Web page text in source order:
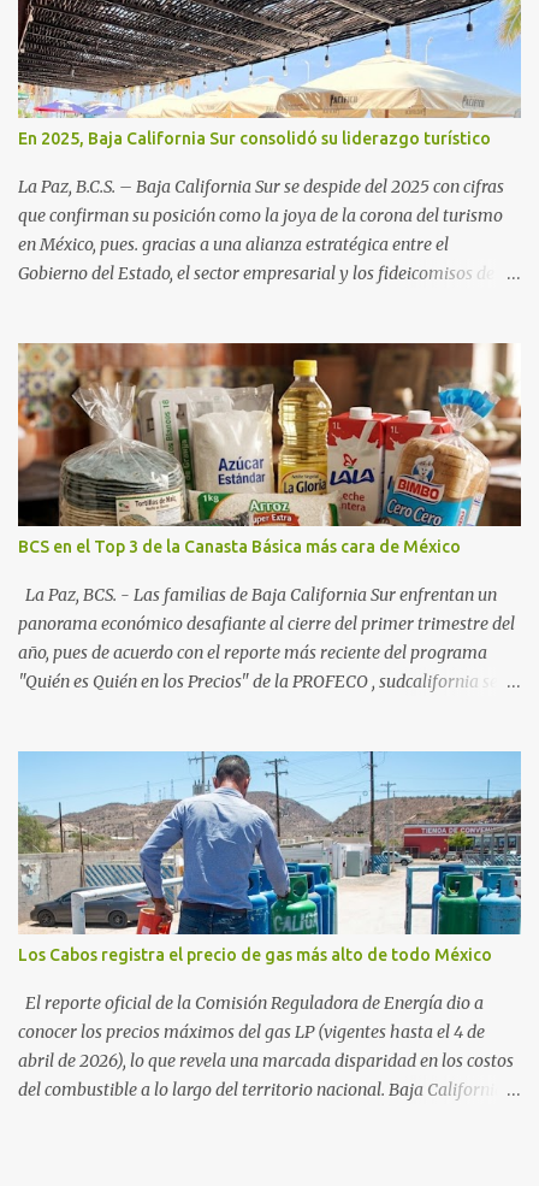
En 2025, Baja California Sur consolidó su liderazgo turístico
La Paz, B.C.S. – Baja California Sur se despide del 2025 con cifras
que confirman su posición como la joya de la corona del turismo
en México, pues. gracias a una alianza estratégica entre el
Gobierno del Estado, el sector empresarial y los fideicomisos de
una derrama económica sin precedentes. Las proyecciones para
este periodo vacacional son optimistas, con un promedio estatal
que supera el 70% . Sin embargo, la sorpresa del año la ha dado el
norte del estado. Comondú encabeza las expectativas con un
impresionante 89% de ocupación, impulsado por el interés
creciente en el turismo de naturaleza. Le siguen destinos
consolidados y emergentes: Los Cabos: 72% promedio (esperando
picos del 79% en Año Nuevo). La Paz: 66%. Loreto: 58%. Mulegé:
54%. "Estamos viendo un fenómeno de diversificación. Ya no solo
vienen por el lujo de Los Cabos, sino por la aut...
BCS en el Top 3 de la Canasta Básica más cara de México
La Paz, BCS. - Las familias de Baja California Sur enfrentan un
panorama económico desafiante al cierre del primer trimestre del
año, pues de acuerdo con el reporte más reciente del programa
"Quién es Quién en los Precios" de la PROFECO , sudcalifornia se
datos correspondientes al cierre de marzo y la primera semana de
abril revelan que adquirir el paquete de los 24 productos
esenciales alcanzó un precio de 942.50 pesos en la ciudad de La Paz
. Este monto fue detectado específicamente en el establecimiento
Bodega Aurrera ubicado en el fraccionamiento Camino Real,
superando la barrera de los 910 pesos establecida como meta por
el gobierno federal en el Paquete Contra la Inflación y la Carestía
(PACIC). Dentro del análisis por zonas geográficas, la entidad se
ubica en la región Centro-Norte , que comparte con estados como
Aguascaliente...
Los Cabos registra el precio de gas más alto de todo México
El reporte oficial de la Comisión Reguladora de Energía dio a
conocer los precios máximos del gas LP (vigentes hasta el 4 de
abril de 2026), lo que revela una marcada disparidad en los costos
del combustible a lo largo del territorio nacional. Baja California